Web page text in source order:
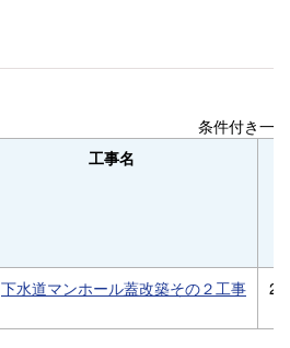
条件付き一
工事名
下水道マンホール蓋改築その２工事